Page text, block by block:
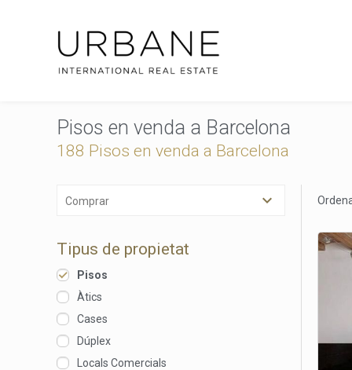
Pisos en venda a Barcelona
188 Pisos en venda a Barcelona
Comprar
Tipus de propietat
Pisos
Àtics
Cases
Dúplex
Locals Comercials